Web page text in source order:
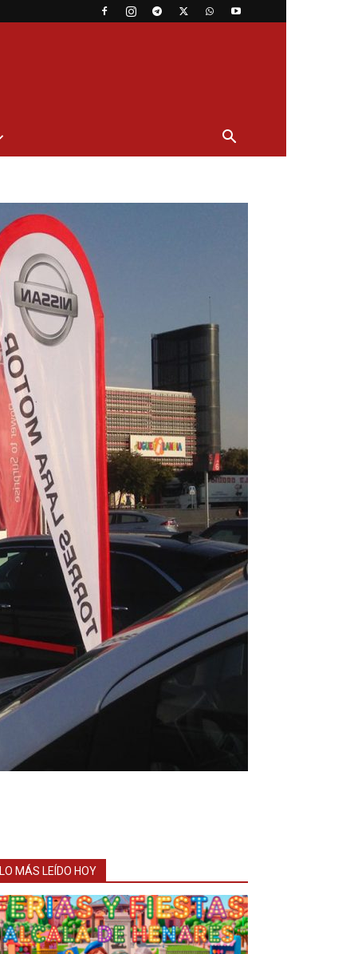
LO MÁS LEÍDO HOY